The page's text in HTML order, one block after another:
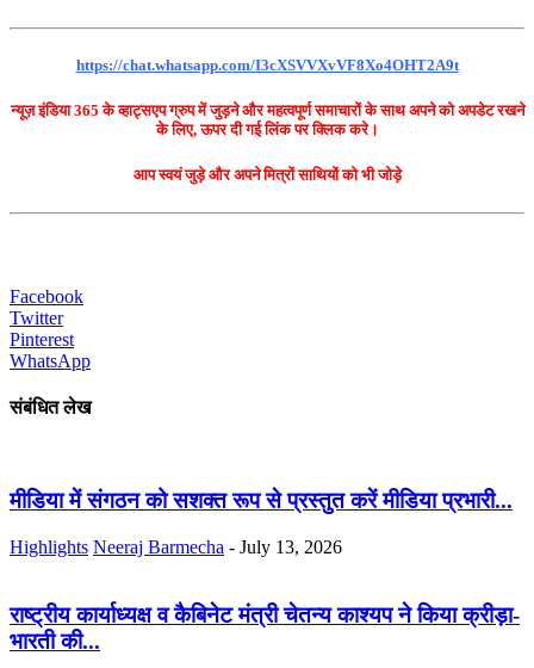
https://chat.whatsapp.com/I3cXSVVXvVF8Xo4OHT2A9t
न्यूज़ इंडिया 365 के व्हाट्सएप ग्रुप में जुड़ने और महत्वपूर्ण समाचारों के साथ अपने को अपडेट रखने
के लिए, ऊपर दी गई लिंक पर क्लिक करे।
आप स्वयं जुड़े और अपने मित्रों साथियों को भी जोड़े
Facebook
Twitter
Pinterest
WhatsApp
संबंधित लेख
मीडिया में संगठन को सशक्त रूप से प्रस्तुत करें मीडिया प्रभारी...
Highlights Neeraj Barmecha - July 13, 2026
राष्ट्रीय कार्याध्यक्ष व कैबिनेट मंत्री चेतन्य काश्यप ने किया क्रीड़ा-
भारती की...